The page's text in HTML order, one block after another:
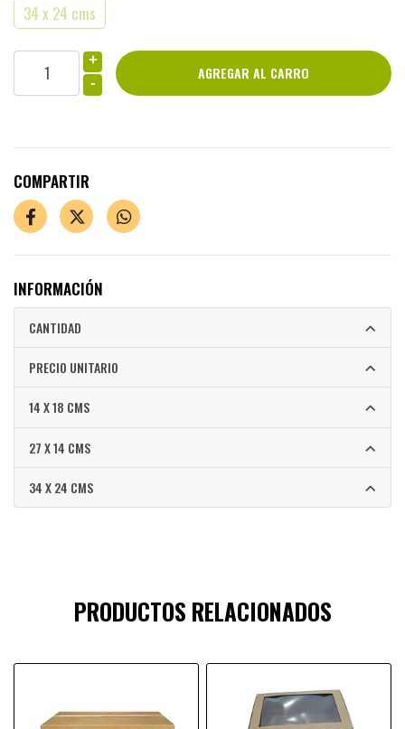
34 x 24 cms
+
-
COMPARTIR
INFORMACIÓN
CANTIDAD
PRECIO UNITARIO
14 X 18 CMS
27 X 14 CMS
34 X 24 CMS
PRODUCTOS RELACIONADOS